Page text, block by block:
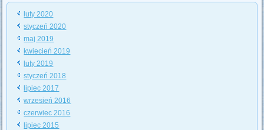
luty 2020
styczeń 2020
maj 2019
kwiecień 2019
luty 2019
styczeń 2018
lipiec 2017
wrzesień 2016
czerwiec 2016
lipiec 2015